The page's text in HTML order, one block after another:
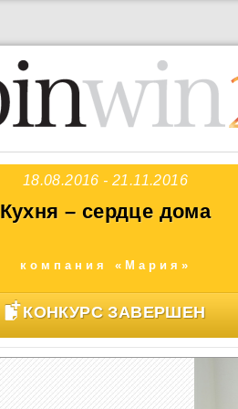
18.08.2016 - 21.11.2016
Кухня – сердце дома
компания «Мария»
КОНКУРС ЗАВЕРШЕН